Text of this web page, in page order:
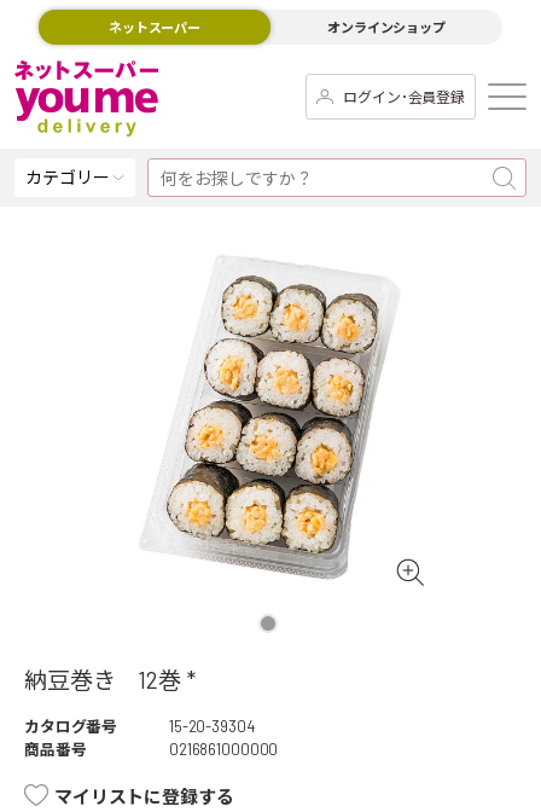
ネットスーパー オンラインショップ
ログイン･会員登録
カテゴリー
納豆巻き 12巻 *
カタログ番号
15-20-39304
商品番号
0216861000000
マイリストに登録する